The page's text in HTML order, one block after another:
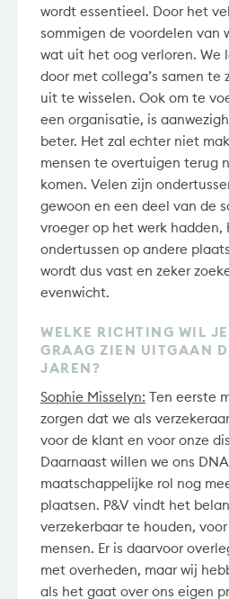
wordt essentieel. Door het
sommigen de voordelen van
wat uit het oog verloren. We
door met collega’s samen te
uit te wisselen. Ook om te
een organisatie, is
beter. Het zal echter niet
mensen te overtuigen terug
komen. Velen zijn
gewoon en een deel van de
vroeger op het werk hadden,
ondertussen op andere
wordt dus vast en zeker
evenwicht.
WELKE RICHTING WIL
GRAAG ZIEN UITGAAN
JAREN?
Sophie Misselyn: Ten eerste
zorgen dat we als
voor de klant en voor onze
Daarnaast willen we ons
maatschappelijke rol nog
plaatsen. P&V vindt het
verzekerbaar te houden,
mensen. Er is daarvoor
met overheden, maar wij
als het gaat over ons eigen